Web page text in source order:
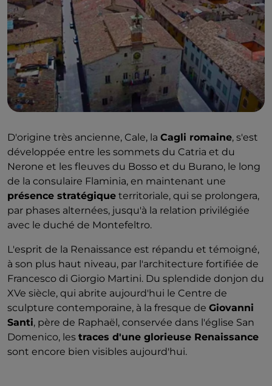
D'origine très ancienne, Cale, la Cagli romaine, s'est
développée entre les sommets du Catria et du
Nerone et les fleuves du Bosso et du Burano, le long
de la consulaire Flaminia, en maintenant une
présence stratégique territoriale, qui se prolongera,
par phases alternées, jusqu'à la relation privilégiée
avec le duché de Montefeltro.
L'esprit de la Renaissance est répandu et témoigné,
à son plus haut niveau, par l'architecture fortifiée de
Francesco di Giorgio Martini. Du splendide donjon du
XVe siècle, qui abrite aujourd'hui le Centre de
sculpture contemporaine, à la fresque de Giovanni
Santi, père de Raphaël, conservée dans l'église San
Domenico, les traces d'une glorieuse Renaissance
sont encore bien visibles aujourd'hui.